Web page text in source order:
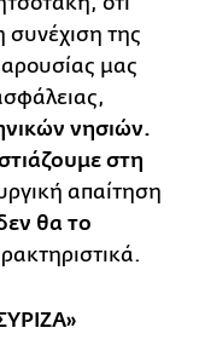
της
μας
νησιών.
στη
απαίτηση
θα το